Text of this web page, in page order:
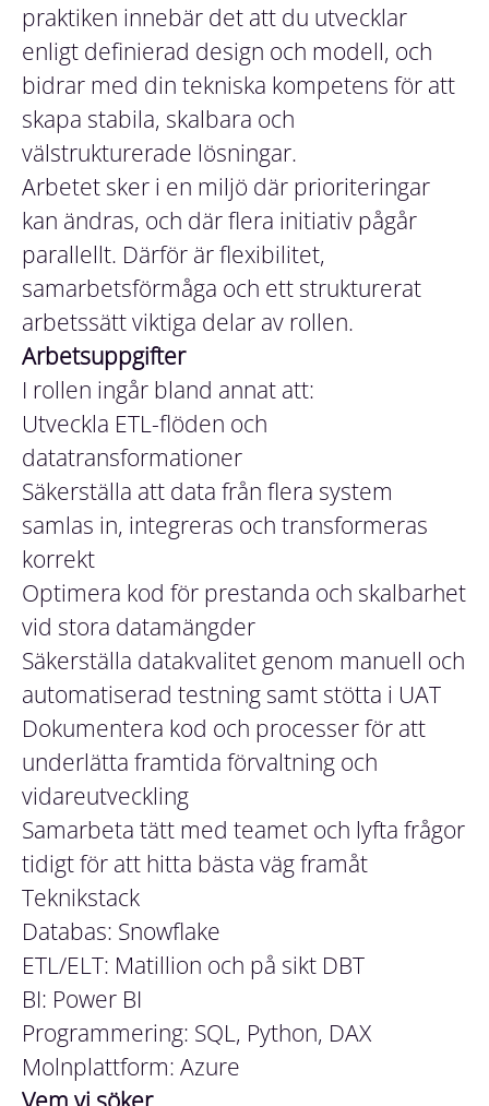
praktiken innebär det att du utvecklar
enligt definierad design och modell, och
bidrar med din tekniska kompetens för att
skapa stabila, skalbara och
välstrukturerade lösningar.
Arbetet sker i en miljö där prioriteringar
kan ändras, och där flera initiativ pågår
parallellt. Därför är flexibilitet,
samarbetsförmåga och ett strukturerat
arbetssätt viktiga delar av rollen.
Arbetsuppgifter
I rollen ingår bland annat att:
Utveckla ETL-flöden och
datatransformationer
Säkerställa att data från flera system
samlas in, integreras och transformeras
korrekt
Optimera kod för prestanda och skalbarhet
vid stora datamängder
Säkerställa datakvalitet genom manuell och
automatiserad testning samt stötta i UAT
Dokumentera kod och processer för att
underlätta framtida förvaltning och
vidareutveckling
Samarbeta tätt med teamet och lyfta frågor
tidigt för att hitta bästa väg framåt
Teknikstack
Databas: Snowflake
ETL/ELT: Matillion och på sikt DBT
BI: Power BI
Programmering: SQL, Python, DAX
Molnplattform: Azure